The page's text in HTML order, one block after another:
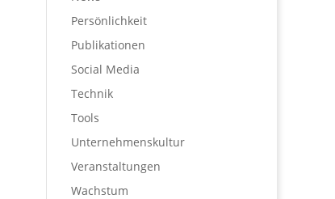
Persönlichkeit
Publikationen
Social Media
Technik
Tools
Unternehmenskultur
Veranstaltungen
Wachstum